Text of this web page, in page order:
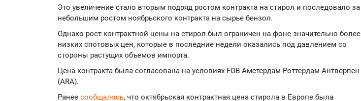
Это увеличение стало вторым подряд ростом контракта на стирол и последовало за
небольшим ростом ноябрьского контракта на сырье бензол.
Однако рост контрактной цены на стирол был ограничен на фоне значительно более
низких спотовых цен, которые в последние недели оказались под давлением со
стороны растущих объемов импорта.
Цена контракта была согласована на условиях FOB Амстердам-Роттердам-Антверпен
(ARA).
Ранее сообщалось, что октябрьская контрактная цена стирола в Европе была